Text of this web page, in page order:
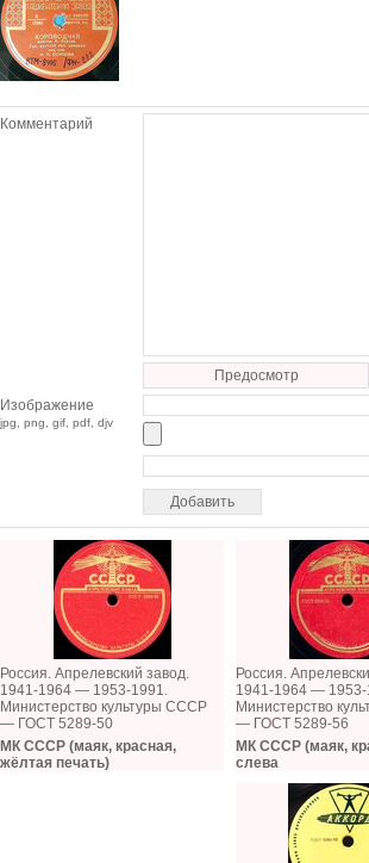
Комментарий
Предосмотр
Изображение
jpg, png, gif, pdf, djv
Россия. Апрелевский завод.
1941-1964 — 1953-1991.
Министерство культуры СССР
— ГОСТ 5289-50
МК СССР (маяк, красная,
жёлтая печать)
Россия.
1941-1964 — 1953-
Министерство
— ГОСТ 5289-56
МК СССР (маяк,
слева